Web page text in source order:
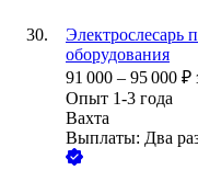
Электрослесарь
оборудования
91 000 – 95 000 ₽
Опыт 1-3 года
Вахта
Выплаты: Два